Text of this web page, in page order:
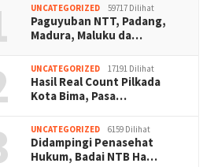
UNCATEGORIZED 59717 Dilihat
Paguyuban NTT, Padang,
Madura, Maluku da…
UNCATEGORIZED 17191 Dilihat
Hasil Real Count Pilkada
Kota Bima, Pasa…
UNCATEGORIZED 6159 Dilihat
Didampingi Penasehat
Hukum, Badai NTB Ha…